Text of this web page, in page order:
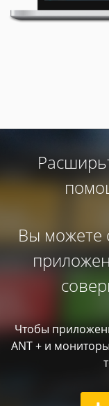
Вы можете
Чтобы
ANT + и